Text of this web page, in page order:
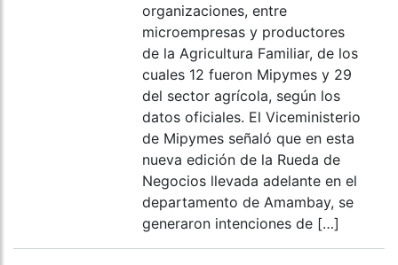
organizaciones, entre
microempresas y productores
de la Agricultura Familiar, de los
cuales 12 fueron Mipymes y 29
del sector agrícola, según los
datos oficiales. El Viceministerio
de Mipymes señaló que en esta
nueva edición de la Rueda de
Negocios llevada adelante en el
departamento de Amambay, se
generaron intenciones de […]